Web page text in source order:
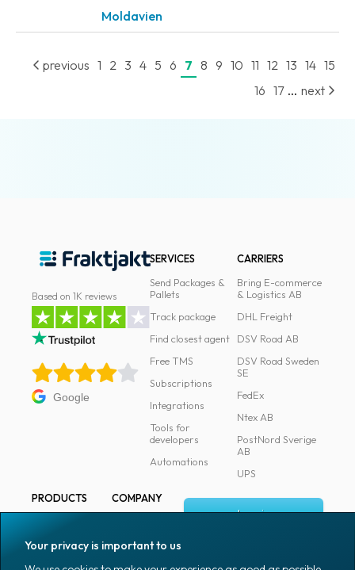
conditions
Moldavien
previous 1 2 3 4 5 6 7 8 9 10 11 12 13 14 15
16 17 ... next
Based on 1K reviews
Google
SERVICES
Send Packages &
Pallets
Track package
Find closest agent
Free TMS
Subscriptions
Integrations
Tools for
developers
Automations
CARRIERS
Bring E-commerce
& Logistics AB
DHL Freight
DSV Road AB
DSV Road Sweden
SE
FedEx
Ntex AB
PostNord Sverige
AB
UPS
PRODUCTS
Marking
Packaging
COMPANY
Media
Log in
Sign up
Your privacy is important to us